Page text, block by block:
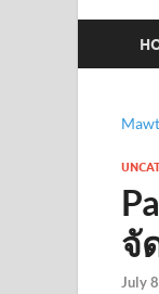
จั
July